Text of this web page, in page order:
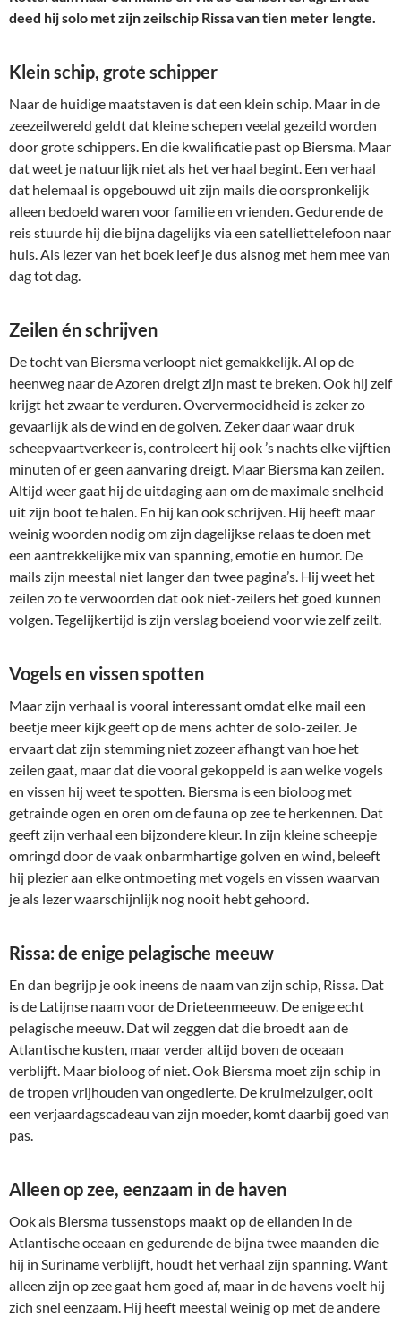
deed hij solo met zijn zeilschip Rissa van tien meter lengte.
Klein schip, grote schipper
Naar de huidige maatstaven is dat een klein schip. Maar in de
zeezeilwereld geldt dat kleine schepen veelal gezeild worden
door grote schippers. En die kwalificatie past op Biersma. Maar
dat weet je natuurlijk niet als het verhaal begint. Een verhaal
dat helemaal is opgebouwd uit zijn mails die oorspronkelijk
alleen bedoeld waren voor familie en vrienden. Gedurende de
reis stuurde hij die bijna dagelijks via een satelliettelefoon naar
huis. Als lezer van het boek leef je dus alsnog met hem mee van
dag tot dag.
Zeilen én schrijven
De tocht van Biersma verloopt niet gemakkelijk. Al op de
heenweg naar de Azoren dreigt zijn mast te breken. Ook hij zelf
krijgt het zwaar te verduren. Oververmoeidheid is zeker zo
gevaarlijk als de wind en de golven. Zeker daar waar druk
scheepvaartverkeer is, controleert hij ook ’s nachts elke vijftien
minuten of er geen aanvaring dreigt. Maar Biersma kan zeilen.
Altijd weer gaat hij de uitdaging aan om de maximale snelheid
uit zijn boot te halen. En hij kan ook schrijven. Hij heeft maar
weinig woorden nodig om zijn dagelijkse relaas te doen met
een aantrekkelijke mix van spanning, emotie en humor. De
mails zijn meestal niet langer dan twee pagina’s. Hij weet het
zeilen zo te verwoorden dat ook niet-zeilers het goed kunnen
volgen. Tegelijkertijd is zijn verslag boeiend voor wie zelf zeilt.
Vogels en vissen spotten
Maar zijn verhaal is vooral interessant omdat elke mail een
beetje meer kijk geeft op de mens achter de solo-zeiler. Je
ervaart dat zijn stemming niet zozeer afhangt van hoe het
zeilen gaat, maar dat die vooral gekoppeld is aan welke vogels
en vissen hij weet te spotten. Biersma is een bioloog met
getrainde ogen en oren om de fauna op zee te herkennen. Dat
geeft zijn verhaal een bijzondere kleur. In zijn kleine scheepje
omringd door de vaak onbarmhartige golven en wind, beleeft
hij plezier aan elke ontmoeting met vogels en vissen waarvan
je als lezer waarschijnlijk nog nooit hebt gehoord.
Rissa: de enige pelagische meeuw
En dan begrijp je ook ineens de naam van zijn schip, Rissa. Dat
is de Latijnse naam voor de Drieteenmeeuw. De enige echt
pelagische meeuw. Dat wil zeggen dat die broedt aan de
Atlantische kusten, maar verder altijd boven de oceaan
verblijft. Maar bioloog of niet. Ook Biersma moet zijn schip in
de tropen vrijhouden van ongedierte. De kruimelzuiger, ooit
een verjaardagscadeau van zijn moeder, komt daarbij goed van
pas.
Alleen op zee, eenzaam in de haven
Ook als Biersma tussenstops maakt op de eilanden in de
Atlantische oceaan en gedurende de bijna twee maanden die
hij in Suriname verblijft, houdt het verhaal zijn spanning. Want
alleen zijn op zee gaat hem goed af, maar in de havens voelt hij
zich snel eenzaam. Hij heeft meestal weinig op met de andere